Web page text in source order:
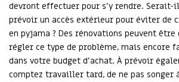
devront effectuer pour s’y rendre. Serait-
prévoir un accès extérieur pour éviter de
en pyjama ? Des rénovations peuvent être
régler ce type de problème, mais encore
dans votre budget d’achat. À prévoir
comptez travailler tard, de ne pas songer